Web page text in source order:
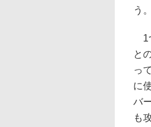
う
1
と
っ
に
バ
も